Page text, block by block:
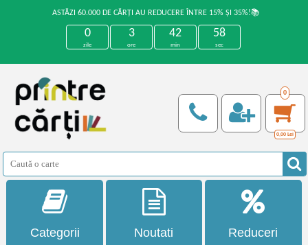
ASTĂZI 60.000 DE CĂRȚI AU REDUCERE ÎNTRE 15% ȘI 35%!📚
0
zile
3
ore
42
min
58
sec
0
0,00 Lei
Categorii Noutati Reduceri